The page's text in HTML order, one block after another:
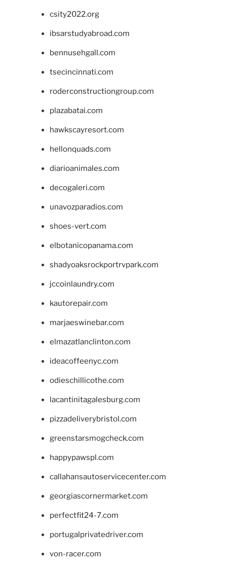
csity2022.org
ibsarstudyabroad.com
bennusehgall.com
tsecincinnati.com
roderconstructiongroup.com
plazabatai.com
hawkscayresort.com
hellonquads.com
diarioanimales.com
decogaleri.com
unavozparadios.com
shoes-vert.com
elbotanicopanama.com
shadyoaksrockportrvpark.com
jccoinlaundry.com
kautorepair.com
marjaeswinebar.com
elmazatlanclinton.com
ideacoffeenyc.com
odieschillicothe.com
lacantinitagalesburg.com
pizzadeliverybristol.com
greenstarsmogcheck.com
happypawspl.com
callahansautoservicecenter.com
georgiascornermarket.com
perfectfit24-7.com
portugalprivatedriver.com
von-racer.com